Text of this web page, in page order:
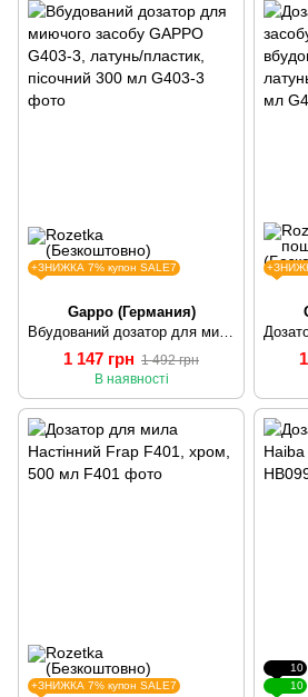
+ЗНИЖКА 7% купон SALE7
Gappo (Германия)
1 147 грн 1 492 грн
В наявності
+ЗНИЖКА 7% купон SALE7
10
10